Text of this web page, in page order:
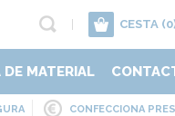
CESTA
DE MATERIAL
CONFECCIONA